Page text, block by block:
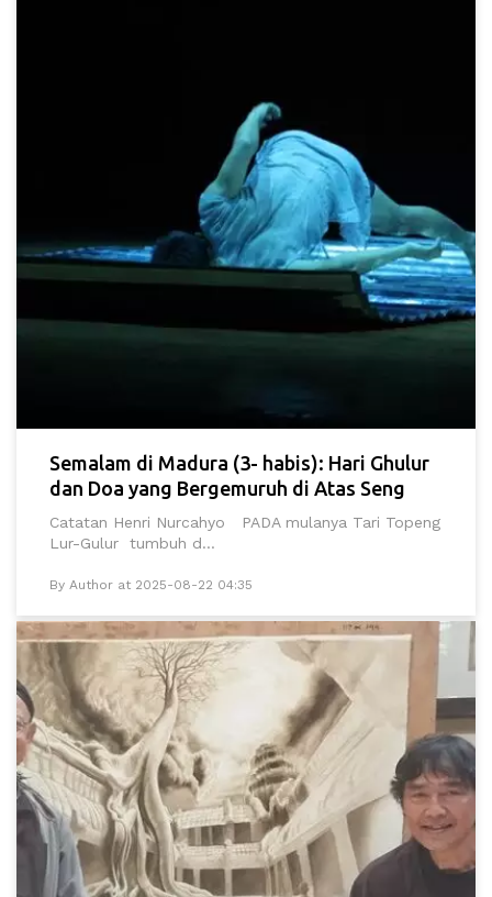
Semalam di Madura (3- habis): Hari Ghulur
dan Doa yang Bergemuruh di Atas Seng
Catatan Henri Nurcahyo PADA mulanya Tari Topeng
Lur-Gulur tumbuh d...
By Author at 2025-08-22 04:35